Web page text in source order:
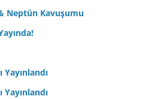
Neptün Kavuşumu